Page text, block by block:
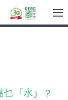
「水」？